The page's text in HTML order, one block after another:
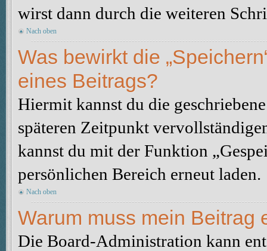
wirst dann durch die weiteren
Nach oben
Was bewirkt die
eines Beitrags?
Hiermit kannst du die
späteren Zeitpunkt
kannst du mit der Funktion
persönlichen Bereich erneut laden.
Nach oben
Warum muss mein Beitrag
Die Board-Administration kann